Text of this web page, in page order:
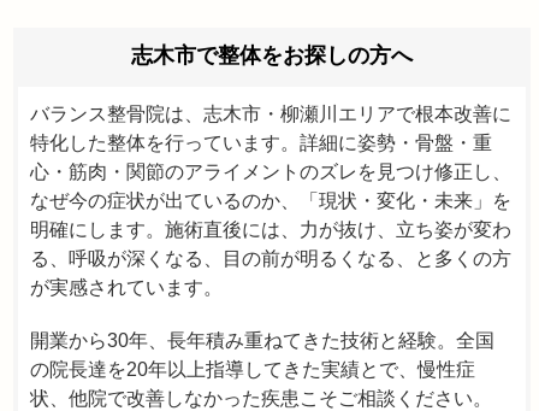
志木市で整体をお探しの方へ
バランス整骨院は、志木市・柳瀬川エリアで根本改善に
特化した整体を行っています。詳細に姿勢・骨盤・重
心・筋肉・関節のアライメントのズレを見つけ修正し、
なぜ今の症状が出ているのか、「現状・変化・未来」を
明確にします。施術直後には、力が抜け、立ち姿が変わ
る、呼吸が深くなる、目の前が明るくなる、と多くの方
が実感されています。
開業から30年、長年積み重ねてきた技術と経験。全国
の院長達を20年以上指導してきた実績とで、慢性症
状、他院で改善しなかった疾患こそご相談ください。